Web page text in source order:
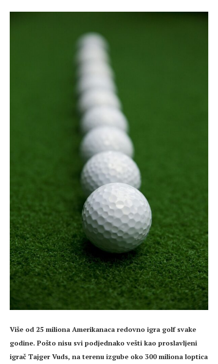
Više od 25 miliona Amerikanaca redovno igra golf svake
godine. Pošto nisu svi podjednako vešti kao proslavljeni
igrač Tajger Vuds, na terenu izgube oko 300 miliona loptica